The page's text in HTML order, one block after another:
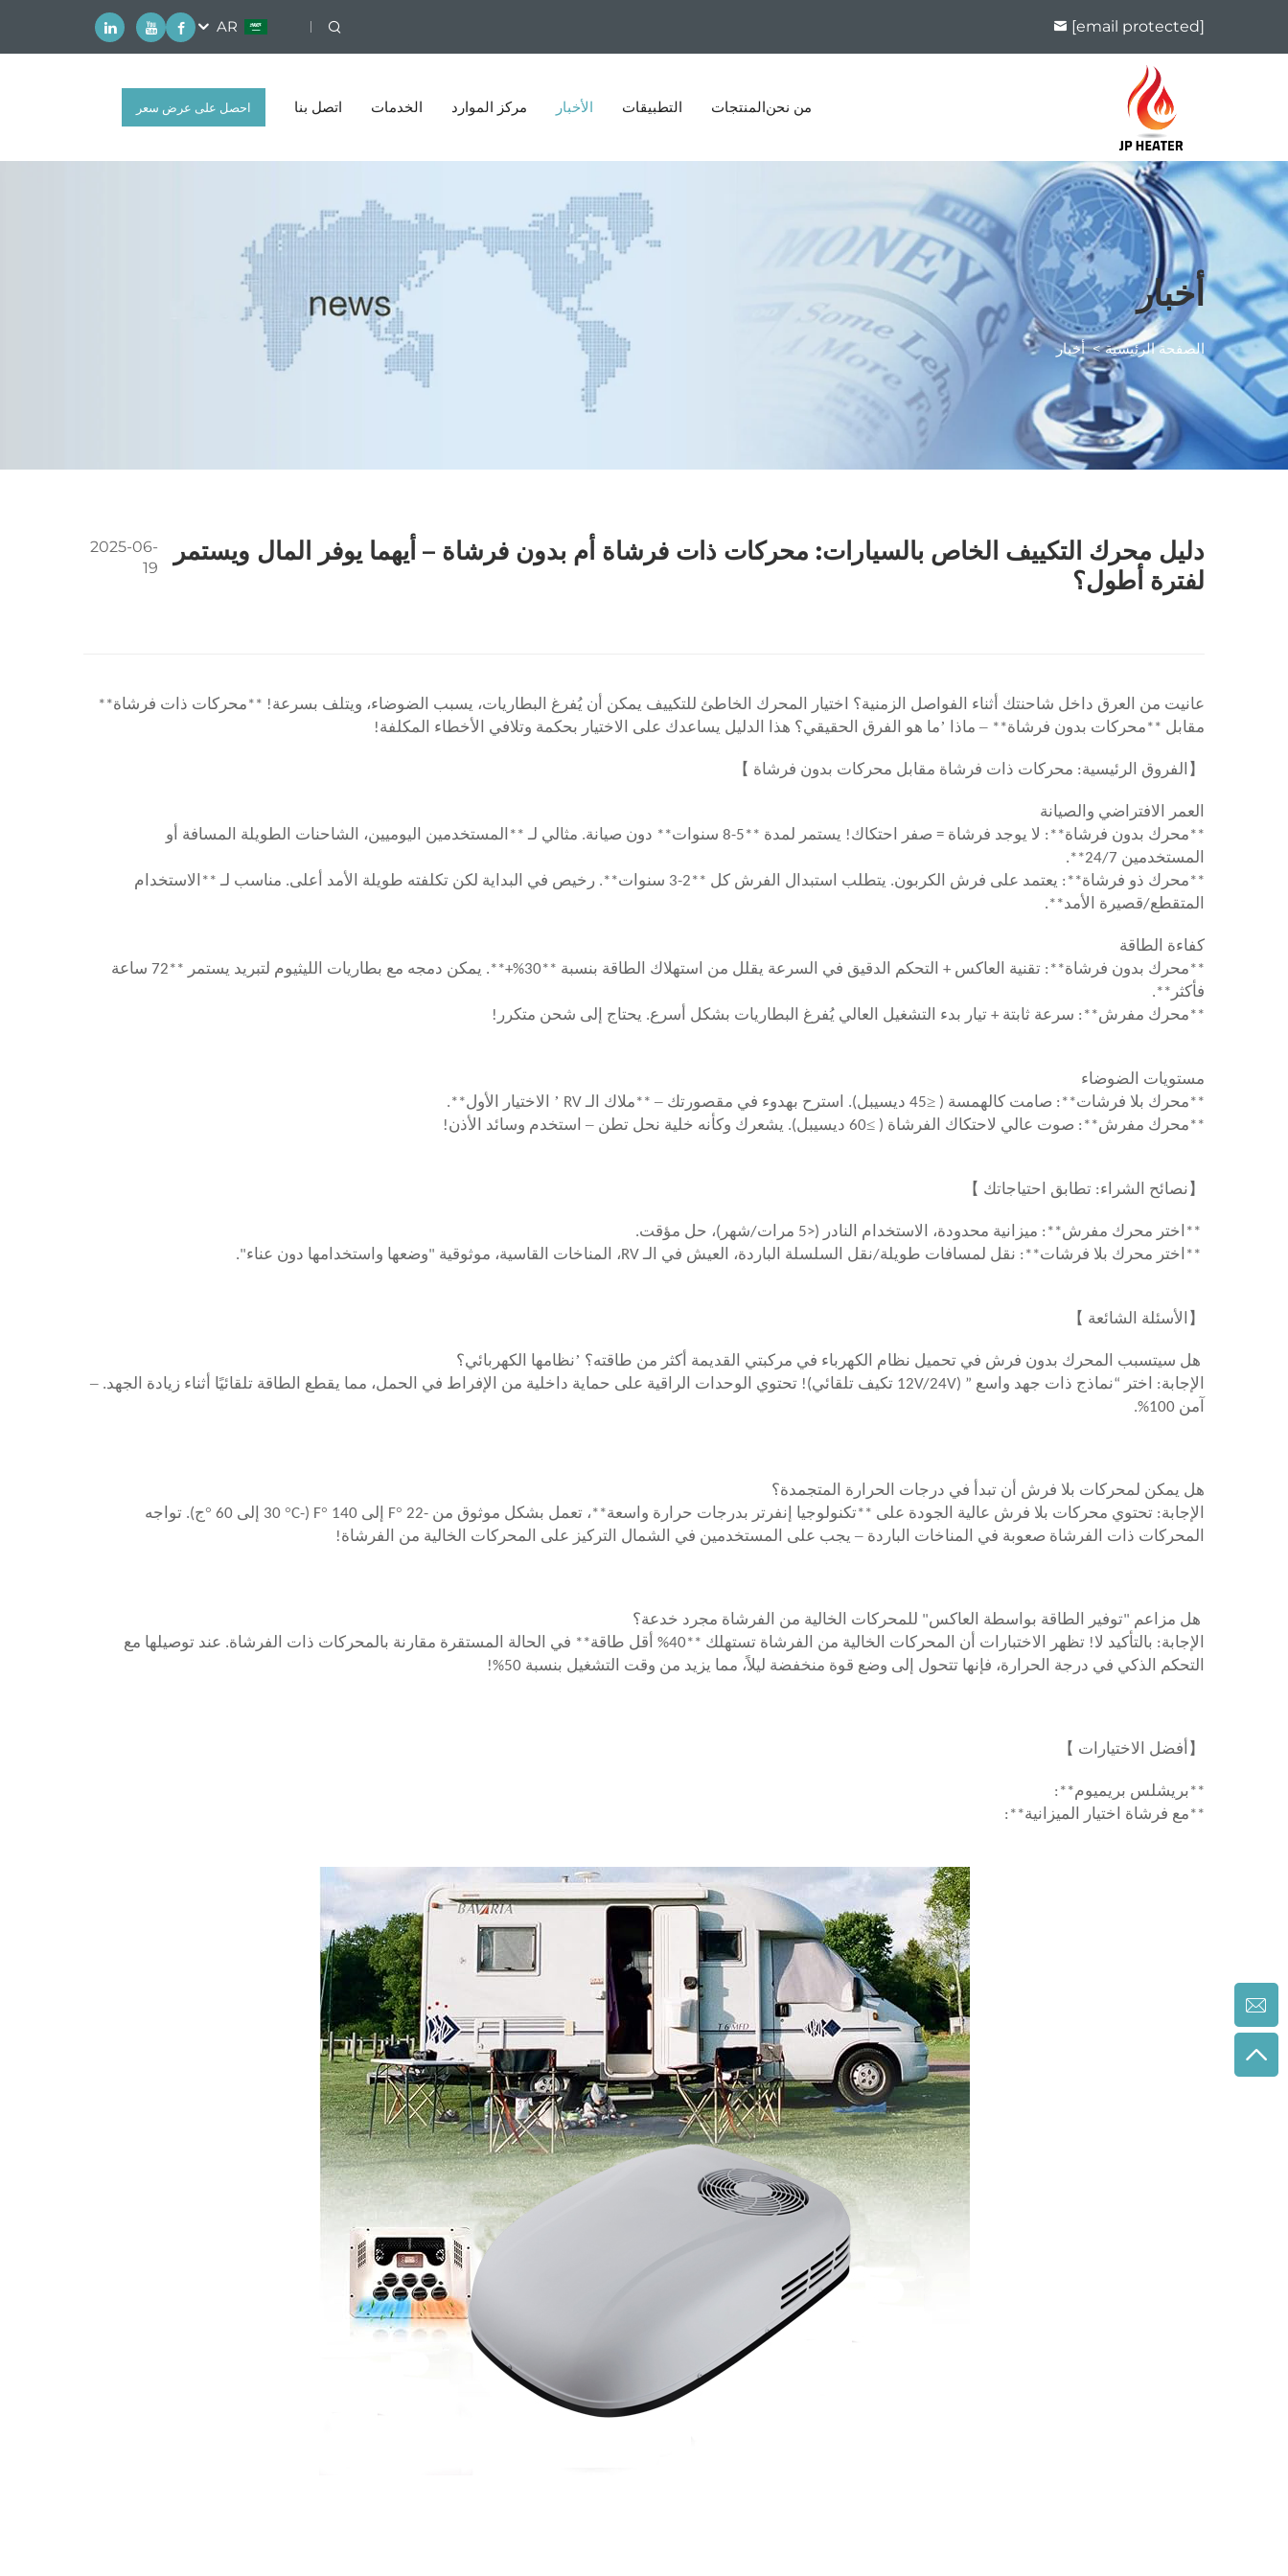
[email protected]
AR
من نحنالمنتجات التطبيقات الأخبار مركز الموارد الخدمات اتصل بنا احصل على عرض سعر
أخبار
الصفحة الرئيسية>أخبار
دليل محرك التكييف الخاص بالسيارات: محركات ذات فرشاة أم بدون فرشاة – أيهما يوفر المال ويستمر
لفترة أطول؟
2025-06-
19
عانيت من العرق داخل شاحنتك أثناء الفواصل الزمنية؟ اختيار المحرك الخاطئ للتكييف يمكن أن يُفرغ البطاريات، يسبب الضوضاء، ويتلف بسرعة! **محركات ذات فرشاة**
مقابل **محركات بدون فرشاة** – ماذا ’ما هو الفرق الحقيقي؟ هذا الدليل يساعدك على الاختيار بحكمة وتلافي الأخطاء المكلفة!
【 الفروق الرئيسية: محركات ذات فرشاة مقابل محركات بدون فرشاة 】
العمر الافتراضي والصيانة
**محرك بدون فرشاة**: لا يوجد فرشاة = صفر احتكاك! يستمر لمدة **5-8 سنوات** دون صيانة. مثالي لـ **المستخدمين اليوميين، الشاحنات الطويلة المسافة أو
المستخدمين 24/7**.
**محرك ذو فرشاة**: يعتمد على فرش الكربون. يتطلب استبدال الفرش كل **2-3 سنوات**. رخيص في البداية لكن تكلفته طويلة الأمد أعلى. مناسب لـ **الاستخدام
المتقطع/قصيرة الأمد**.
كفاءة الطاقة
**محرك بدون فرشاة**: تقنية العاكس + التحكم الدقيق في السرعة يقلل من استهلاك الطاقة بنسبة **30%+**. يمكن دمجه مع بطاريات الليثيوم لتبريد يستمر **72 ساعة
فأكثر**.
**محرك مفرش**: سرعة ثابتة + تيار بدء التشغيل العالي يُفرغ البطاريات بشكل أسرع. يحتاج إلى شحن متكرر!
مستويات الضوضاء
**محرك بلا فرشات**: صامت كالهمسة ( ≤45 ديسيبل). استرح بهدوء في مقصورتك – **ملاك الـ RV ’
الاختيار الأول**.
**محرك مفرش**: صوت عالي لاحتكاك الفرشاة ( ≥60 ديسيبل). يشعرك وكأنه خلية نحل تطن – استخدم وسائد الأذن!
【 نصائح الشراء: تطابق احتياجاتك 】
**اختر محرك مفرش**: ميزانية محدودة، الاستخدام النادر (<5 مرات/شهر)، حل مؤقت.
**اختر محرك بلا فرشات**: نقل لمسافات طويلة/نقل السلسلة الباردة، العيش في الـ RV، المناخات القاسية، موثوقية "وضعها واستخدامها دون عناء".
【 الأسئلة الشائعة 】
هل سيتسبب المحرك بدون فرش في تحميل نظام الكهرباء في مركبتي القديمة أكثر من طاقته؟ ’نظامها الكهربائي؟
الإجابة: اختر “نماذج ذات جهد واسع ” (12V/24V تكيف تلقائي)! تحتوي الوحدات الراقية على حماية داخلية من الإفراط في الحمل، مما يقطع الطاقة تلقائيًا أثناء زيادة الجهد. –
آمن 100%.
هل يمكن لمحركات بلا فرش أن تبدأ في درجات الحرارة المتجمدة؟
الإجابة: تحتوي محركات بلا فرش عالية الجودة على **تكنولوجيا إنفرتر بدرجات حرارة واسعة**، تعمل بشكل موثوق من -22
°F إلى 140 °
F (-30
°C إلى 60 °ج). تواجه
المحركات ذات الفرشاة صعوبة في المناخات الباردة – يجب على المستخدمين في الشمال التركيز على المحركات الخالية من الفرشاة!
هل مزاعم "توفير الطاقة بواسطة العاكس" للمحركات الخالية من الفرشاة مجرد خدعة؟
الإجابة: بالتأكيد لا! تظهر الاختبارات أن المحركات الخالية من الفرشاة تستهلك **40% أقل طاقة** في الحالة المستقرة مقارنة بالمحركات ذات الفرشاة. عند توصيلها مع
التحكم الذكي في درجة الحرارة، فإنها تتحول إلى وضع قوة منخفضة ليلاً، مما يزيد من وقت التشغيل بنسبة 50%!
【 أفضل الاختيارات 】
**بريشلس بريميوم**:
**مع فرشاة اختيار الميزانية**: